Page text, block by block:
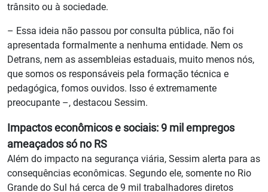
trânsito ou à sociedade.
– Essa ideia não passou por consulta pública, não foi
apresentada formalmente a nenhuma entidade. Nem os
Detrans, nem as assembleias estaduais, muito menos nós,
que somos os responsáveis pela formação técnica e
pedagógica, fomos ouvidos. Isso é extremamente
preocupante –, destacou Sessim.
Impactos econômicos e sociais: 9 mil empregos
ameaçados só no RS
Além do impacto na segurança viária, Sessim alerta para as
consequências econômicas. Segundo ele, somente no Rio
Grande do Sul há cerca de 9 mil trabalhadores diretos